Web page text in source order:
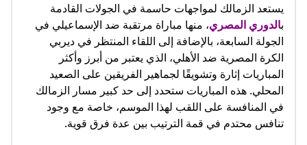
يستعد الزمالك لمواجهات حاسمة في الجولات القادمة
بالدوري المصري، منها مباراة مرتقبة ضد الإسماعيلي في
الجولة السابعة، بالإضافة إلى اللقاء المنتظر في ديربي
الكرة المصرية ضد الأهلي، الذي يعتبر من أبرز وأكثر
المباريات إثارة وتشويقًا لجماهير الفريقين على الصعيد
المحلي. هذه المباريات ستحدد إلى حد كبير مسار الزمالك
في المنافسة على اللقب لهذا الموسم، خاصة مع وجود
تنافس محتدم في قمة الترتيب بين عدة فرق قوية.